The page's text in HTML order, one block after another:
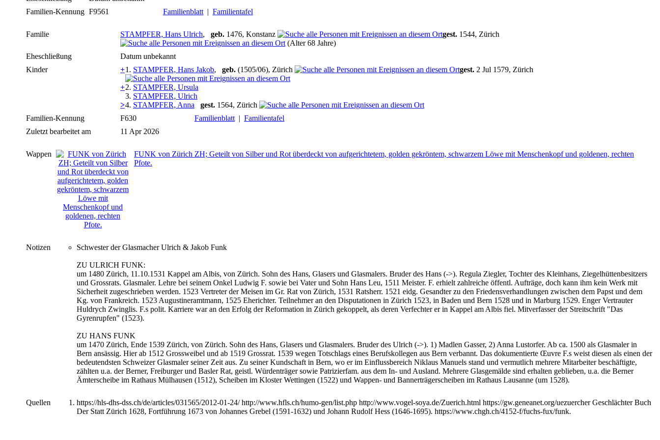
Familien-Kennung F9561 Familienblatt | Familientafel
Familie STAMPFER, Hans Ulrich, geb. 1476, Konstanz gest. 1544, Zürich
(Alter 68 Jahre)
Eheschließung
Datum unbekannt
Kinder
+1. STAMPFER, Hans Jakob, geb. (1505/06), Zürich gest. 2 Jul 1579, Zürich
+2. STAMPFER, Ursula
3. STAMPFER, Ulrich
>4. STAMPFER, Anna gest. 1564, Zürich
Familien-Kennung
F630 Familienblatt | Familientafel
Zuletzt bearbeitet am
11 Apr 2026
Wappen
FUNK von Zürich ZH; Geteilt von Silber und Rot überdeckt von aufgerichtetem, golden gekröntem, schwarzem Löwe mit Menschenkopf und goldenen, rechten
Pfote.
Notizen Schwester der Glasmacher Ulrich & Jakob Funk
ZU ULRICH FUNK:
um 1480 Zürich, 11.10.1531 Kappel am Albis, von Zürich. Sohn des Hans, Glasers und Glasmalers. Bruder des Hans (->). ​Regula Ziegler, Tochter des Kleinhans, Ziegelhüttenbesitzers
und Grossrats. Glasmaler. Lehre bei seinem Onkel Ludwig F. sowie bei Vater und Sohn Hans Leu, 1511 Meister. F. erhielt zahlreiche öffentl. Aufträge, doch kann ihm kein Werk mit
Sicherheit zugeschrieben werden. 1523 Vertreter der Meisen im Gr. Rat von Zürich, 1531 Ratsherr. 1521 eidg. Gesandter zu den Friedensverhandlungen zwischen dem Papst und dem
Kg. von Frankreich. 1523 Augustineramtmann, 1525 Eherichter. Teilnehmer an den Disputationen in Zürich 1523, in Baden und Bern 1528 und in Marburg 1529. Enger Vertrauter
Huldrych Zwinglis. F.s polit. Karriere war an den Erfolg der Reformation in Zürich gekoppelt, als deren Verfechter er in Kappel am Albis fiel. Mitverfasser der Streitschrift "Das
Gyrenrupfen" (1523).
ZU HANS FUNK
um 1470 Zürich, Ende 1539 Zürich, von Zürich. Sohn des Hans, Glasers und Glasmalers. Bruder des Ulrich (->). ​1) Madlen Gasser, 2) Anna Lustorfer. Ab ca. 1500 als Glasmaler in
Bern ansässig. Hier ab 1512 Grossweibel und ab 1519 Grossrat. 1539 wegen Totschlags eines Berufskollegen aus Bern verbannt. Das dokumentierte Œuvre F.s weist diesen als einen der
bedeutendsten Schweizer Glasmaler seiner Zeit aus. Zu seiner Kundschaft in Bern, wo er im Einflussbereich Niklaus Manuels stand und vermutlich mehrere Mitarbeiter beschäftigte,
zählten u.a. der Berner, Freiburger und Basler Rat, geistl. Würdenträger sowie Patrizierfam. aus dem In- und Ausland. Mehrere Glasgemälde sind erhalten geblieben, u.a. die Berner
Ämterscheibe im Rathaus Mülhausen (1512), Scheiben im Kloster Wettingen (1522) und Wappen- und Bannerträgerscheiben im Rathaus Lausanne (um 1528).
Quellen
https://hls-dhs-dss.ch/de/articles/031565/2012-01-24/ http://www.hfls.ch/humo-gen/list.php http://www.vogel-soya.de/Zuerich.html https://gw.geneanet.org/uezuercher Geschlächter Buch
Der Statt Zürich 1628, Fortführung 1673 von Johannes Grebel (1591-1632) und Johann Rudolf Hess (1646-1695). https://www.chgh.ch/4152-f/fuchs-fux/funk.